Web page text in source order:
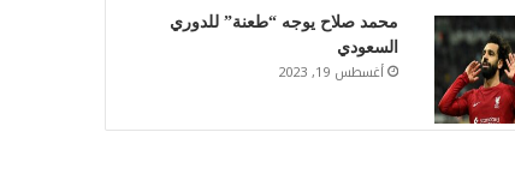
محمد صلاح يوجه “طعنة” للدوري
السعودي
أغسطس 19, 2023